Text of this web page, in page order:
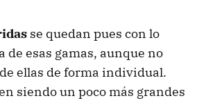
se quedan pues con lo
de esas gamas, aunque no
ellas de forma individual.
siendo un poco más grandes